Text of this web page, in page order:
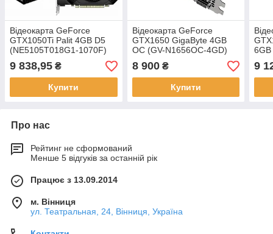
Відеокарта GeForce
GTX1050Ti Palit 4GB D5
(NE5105T018G1-1070F)
9 838,95 ₴
Купити
Відеокарта GeForce
GTX1650 GigaByte 4GB
OC (GV-N1656OC-4GD)
8 900₴
Купити
9
Про нас
Рейтинг не сформований
Менше 5 відгуків за останній рік
Працює з 13.09.2014
м. Вінниця
ул. Театральная, 24, Вінниця, Україна